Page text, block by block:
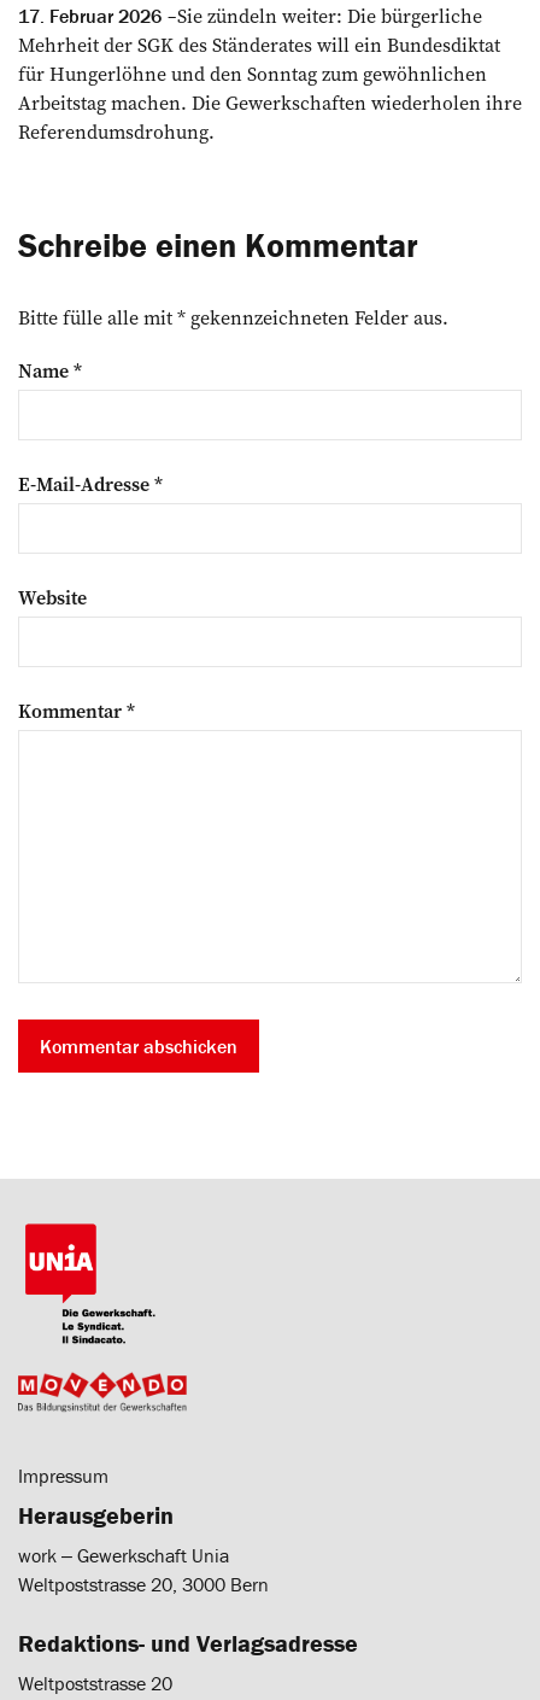
17. Februar 2026
Sie zündeln weiter: Die bürgerliche
Mehrheit der SGK des Ständerates will ein Bundesdiktat
für Hungerlöhne und den Sonntag zum gewöhnlichen
Arbeitstag machen. Die Gewerkschaften wiederholen ihre
Referendumsdrohung.
Schreibe einen Kommentar
Bitte fülle alle mit * gekennzeichneten Felder aus.
Name*
E-Mail-Adresse*
Website
Kommentar*
Impressum
Herausgeberin
work ‒ Gewerkschaft Unia
Weltpoststrasse 20, 3000 Bern
Redaktions- und Verlagsadresse
Weltpoststrasse 20